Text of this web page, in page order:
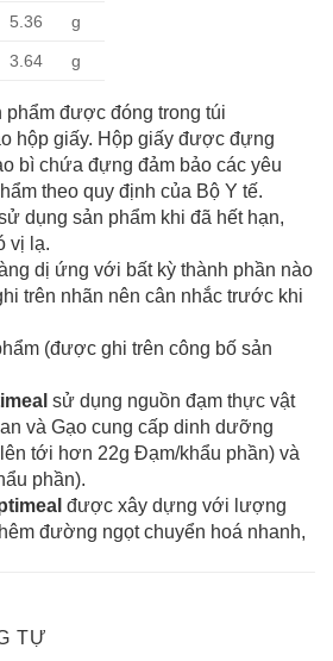
5.36 g
3.64 g
phẩm được đóng trong túi
hộp giấy. Hộp giấy được đựng
bì chứa đựng đảm bảo các yêu
theo quy định của Bộ Y tế.
dụng sản phẩm khi đã hết hạn,
vị lạ.
dị ứng với bất kỳ thành phần nào
trên nhãn nên cân nhắc trước khi
(được ghi trên công bố sản
sử dụng nguồn đạm thực vật
và Gạo cung cấp dinh dưỡng
tới hơn 22g Đạm/khẩu phần) và
phần).
được xây dựng với lượng
đường ngọt chuyển hoá nhanh,
TỰ